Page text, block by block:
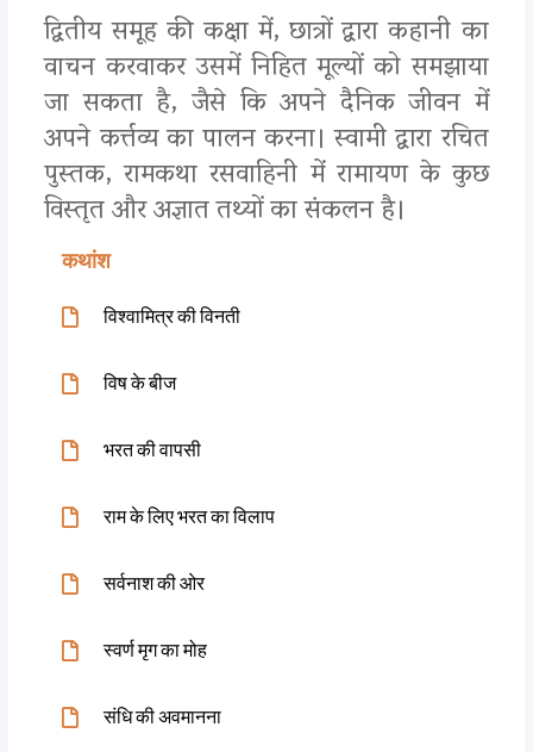
द्वितीय समूह की कक्षा में, छात्रों द्वारा कहानी का
वाचन करवाकर उसमें निहित मूल्यों को समझाया
जा सकता है, जैसे कि अपने दैनिक जीवन में
अपने कर्त्तव्य का पालन करना। स्वामी द्वारा रचित
पुस्तक, रामकथा रसवाहिनी में रामायण के कुछ
विस्तृत और अज्ञात तथ्यों का संकलन है।
कथांश
विश्वामित्र की विनती
विष के बीज
भरत की वापसी
राम के लिए भरत का विलाप
सर्वनाश की ओर
स्वर्ण मृग का मोह
संधि की अवमानना